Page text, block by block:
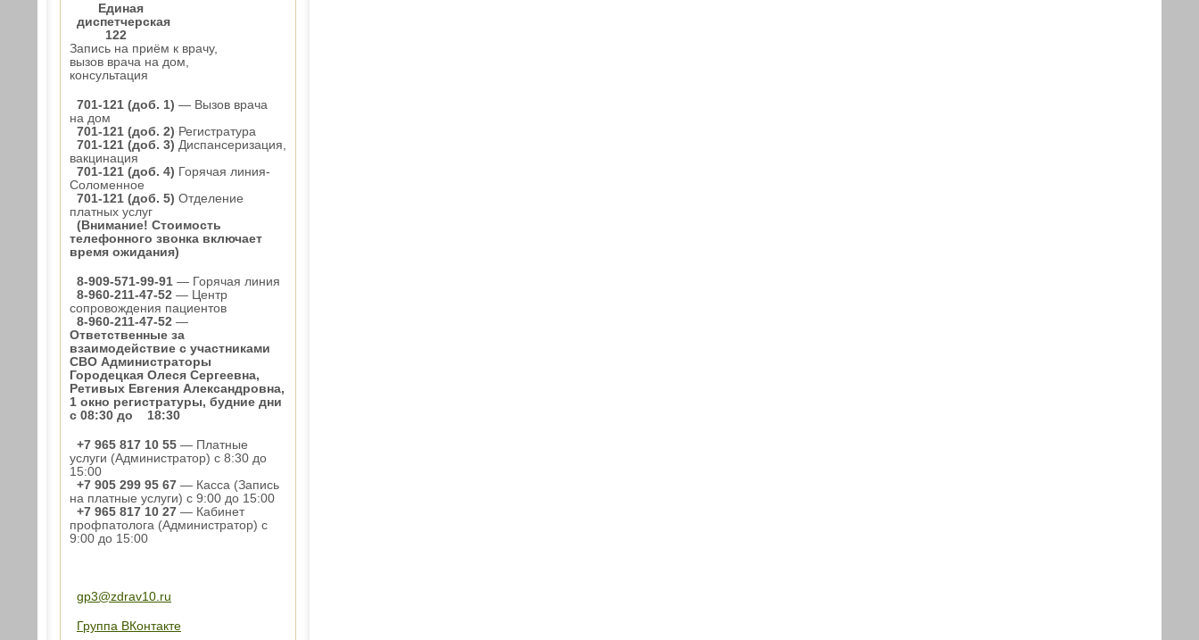
Единая
диспетчерская
122
Запись на приём к врачу,
вызов врача на дом,
консультация
701-121 (доб. 1) — Вызов врача
на дом
701-121 (доб. 2) Регистратура
701-121 (доб. 3) Диспансеризация,
вакцинация
701-121 (доб. 4) Горячая линия-
Соломенное
701-121 (доб. 5) Отделение
платных услуг
(Внимание! Стоимость
телефонного звонка включает
время ожидания)
8-909-571-99-91 — Горячая линия
8-960-211-47-52 — Центр
сопровождения пациентов
8-960-211-47-52 —
Ответственные за
взаимодействие с участниками
СВО Администраторы
Городецкая Олеся Сергеевна,
Ретивых Евгения Александровна,
1 окно регистратуры, будние дни
с 08:30 до 18:30
+7 965 817 10 55 — Платные
услуги (Администратор) с 8:30 до
15:00
+7 905 299 95 67 — Касса (Запись
на платные услуги) с 9:00 до 15:00
+7 965 817 10 27 — Кабинет
профпатолога (Администратор) с
9:00 до 15:00
gp3@zdrav10.ru
Группа ВКонтакте